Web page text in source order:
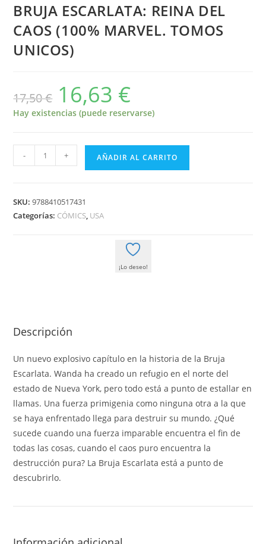
BRUJA ESCARLATA: REINA DEL
CAOS (100% MARVEL. TOMOS
UNICOS)
17,50€
El
precio
original
era:
17,50 €.
16,63 €
es:
16,63 €.
Hay existencias (puede reservarse)
ESCARLATA:
CAOS
- + AÑADIR AL CARRITO
SKU:9788410517431
Categorías: CÓMICS, USA
¡Lo deseo!
Descripción
Un nuevo explosivo capítulo en la historia de la Bruja
Escarlata. Wanda ha creado un refugio en el norte del
estado de Nueva York, pero todo está a punto de estallar en
llamas. Una fuerza primigenia como ninguna otra a la que
se haya enfrentado llega para destruir su mundo. ¿Qué
sucede cuando una fuerza imparable encuentra el fin de
todas las cosas, cuando el caos puro encuentra la
destrucción pura? La Bruja Escarlata está a punto de
descubrirlo.